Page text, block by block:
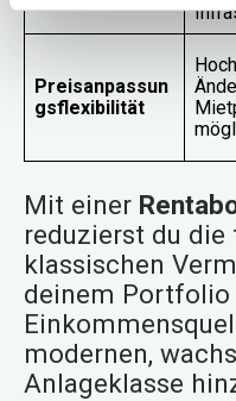
Preisanpassun
gs­flexibilität
Mit einer
reduzierst du
klassischen
deinem Portfolio
modernen,
Anlageklasse